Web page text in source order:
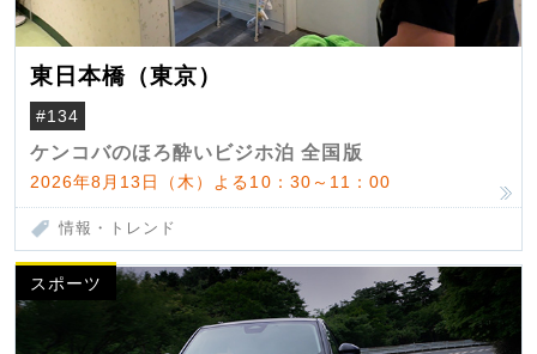
東日本橋（東京）
#134
ケンコバのほろ酔いビジホ泊 全国版
2026年8月13日（木）よる10：30～11：00
情報・トレンド
スポーツ